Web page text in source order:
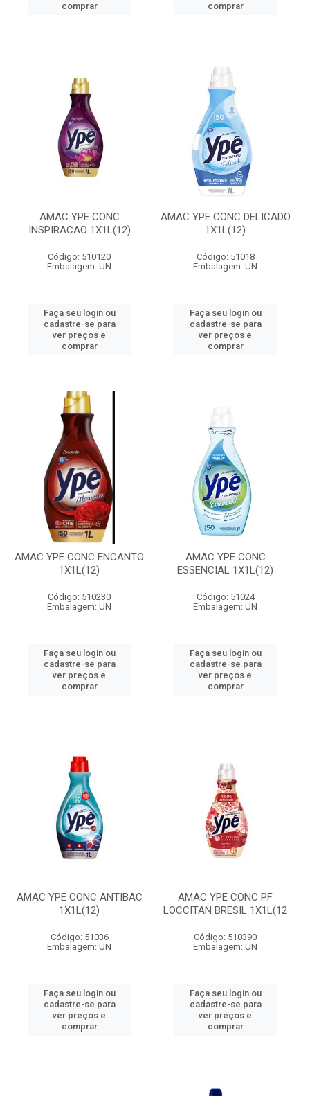
comprar
comprar
AMAC YPE CONC
INSPIRACAO 1X1L(12)
Código: 510120
Embalagem: UN
Faça seu login ou
cadastre-se para
ver preços e
comprar
AMAC YPE CONC DELICADO
1X1L(12)
Código: 51018
Embalagem: UN
Faça seu login ou
cadastre-se para
ver preços e
comprar
AMAC YPE CONC ENCANTO
1X1L(12)
Código: 510230
Embalagem: UN
Faça seu login ou
cadastre-se para
ver preços e
comprar
AMAC YPE CONC
ESSENCIAL 1X1L(12)
Código: 51024
Embalagem: UN
Faça seu login ou
cadastre-se para
ver preços e
comprar
AMAC YPE CONC ANTIBAC
1X1L(12)
Código: 51036
Embalagem: UN
Faça seu login ou
cadastre-se para
ver preços e
comprar
AMAC YPE CONC PF
LOCCITAN BRESIL 1X1L(12
Código: 510390
Embalagem: UN
Faça seu login ou
cadastre-se para
ver preços e
comprar